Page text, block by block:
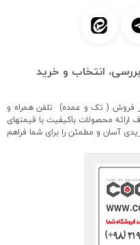
اینترنتی موبایل شاپ 69، بررسی، انتخاب و خرید
در فروش ( تک و عمده) تلفن همراه و
ارائه محصولات باکیفیت با قیمتهای
آسان و مطمئن را برای شما فراهم